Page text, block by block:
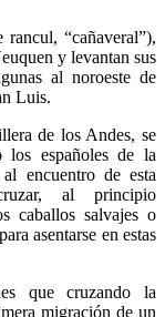
“cañaveral”),
y levantan sus
al noroeste de
Luis.
de los Andes, se
los españoles de la
encuentro de esta
al principio
caballos salvajes o
asentarse en estas
que cruzando la
migración de un